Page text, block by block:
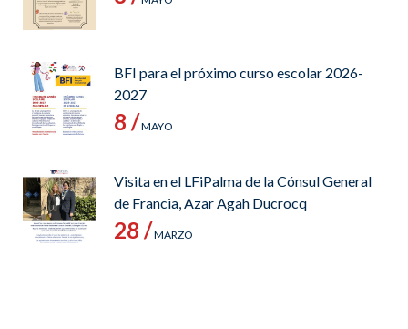
BFI para el próximo curso escolar 2026-
2027
8 /MAYO
Visita en el LFiPalma de la Cónsul General
de Francia, Azar Agah Ducrocq
28 /MARZO